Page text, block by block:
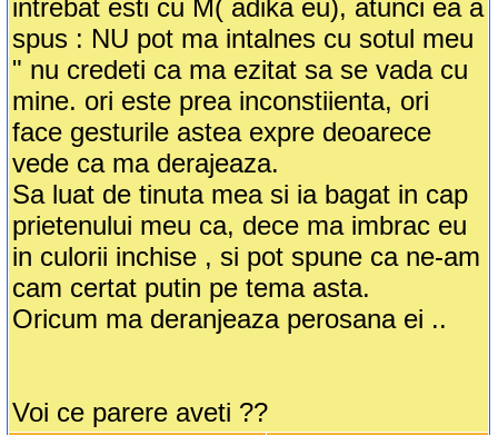
intrebat esti cu M( adika eu), atunci ea a
spus : NU pot ma intalnes cu sotul meu
" nu credeti ca ma ezitat sa se vada cu
mine. ori este prea inconstiienta, ori
face gesturile astea expre deoarece
vede ca ma derajeaza.
Sa luat de tinuta mea si ia bagat in cap
prietenului meu ca, dece ma imbrac eu
in culorii inchise , si pot spune ca ne-am
cam certat putin pe tema asta.
Oricum ma deranjeaza perosana ei ..
Voi ce parere aveti ??